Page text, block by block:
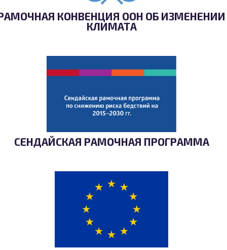
КОНВЕНЦИЯ ООН ОБ ИЗМЕНЕНИИ
КЛИМАТА
СЕНДАЙСКАЯ РАМОЧНАЯ ПРОГРАММА